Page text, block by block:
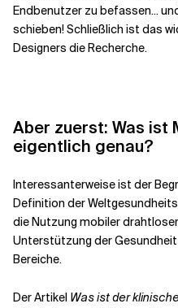
Endbenutzer zu befassen...
schieben! Schließlich ist das
Designers die Recherche.
Aber zuerst: Was ist
eigentlich genau?
Interessanterweise ist der
Definition der
die Nutzung mobiler
Unterstützung der
Bereiche.
Der Artikel Was ist der